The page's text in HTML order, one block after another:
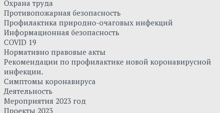
Охрана труда
Противопожарная безопасность
Профилактика природно-очаговых инфекций
Информационная безопасность
COVID 19
Нормативно правовые акты
Рекомендации по профилактике новой коронавирусной
инфекции.
Симптомы коронавируса
Деятельность
Мероприятия 2023 год
Проекты 2023